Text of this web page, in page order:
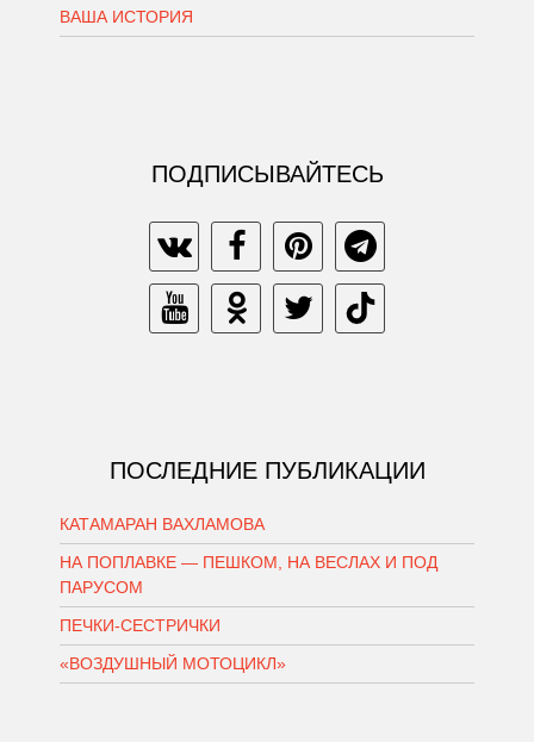
ВАША ИСТОРИЯ
ПОДПИСЫВАЙТЕСЬ
ПОСЛЕДНИЕ ПУБЛИКАЦИИ
КАТАМАРАН ВАХЛАМОВА
НА ПОПЛАВКЕ — ПЕШКОМ, НА ВЕСЛАХ И ПОД
ПАРУСОМ
ПЕЧКИ-СЕСТРИЧКИ
«ВОЗДУШНЫЙ МОТОЦИКЛ»